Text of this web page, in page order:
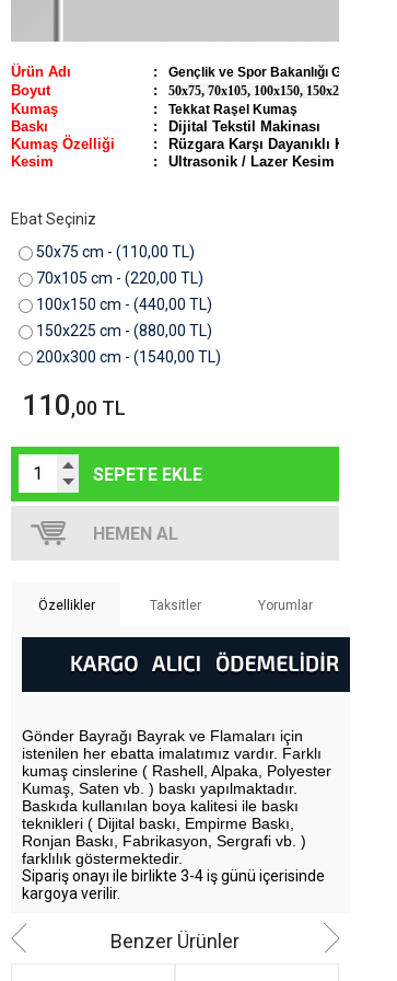
Ürün Adı : Gençlik ve Spor Bakanlığı Gönder
Boyut : 50x75, 70x105, 100x150, 150x225, 200x300
Kumaş : Tekkat Raşel Kumaş
Baskı :
Dijital Tekstil Makinası
Kumaş Özelliği
:
Rüzgara Karşı Dayanıklı Kumaş
Kesim
: Ultrasonik / Lazer Kesim
Ebat Seçiniz
50x75 cm - (110,00 TL)
70x105 cm - (220,00 TL)
100x150 cm - (440,00 TL)
150x225 cm - (880,00 TL)
200x300 cm - (1540,00 TL)
110,00 TL
Özellikler Taksitler Yorumlar
Gönder Bayrağı Bayrak ve Flamaları için
istenilen her ebatta imalatımız vardır. Farklı
kumaş cinslerine ( Rashell, Alpaka, Polyester
Kumaş, Saten vb. ) baskı yapılmaktadır.
Baskıda kullanılan boya kalitesi ile baskı
teknikleri ( Dijital baskı, Empirme Baskı,
Ronjan Baskı, Fabrikasyon, Sergrafi vb. )
farklılık göstermektedir.
Sipariş onayı ile birlikte 3-4 iş günü içerisinde
kargoya verilir.
Benzer Ürünler